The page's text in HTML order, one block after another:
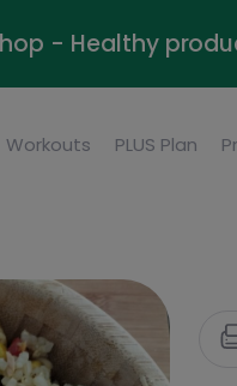
- Healthy
Workouts PLUS Plan